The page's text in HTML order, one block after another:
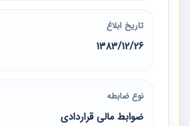
تاریخ ابلاغ
1383/12/26
نوع ضابطه
ضوابط مالی قراردادی